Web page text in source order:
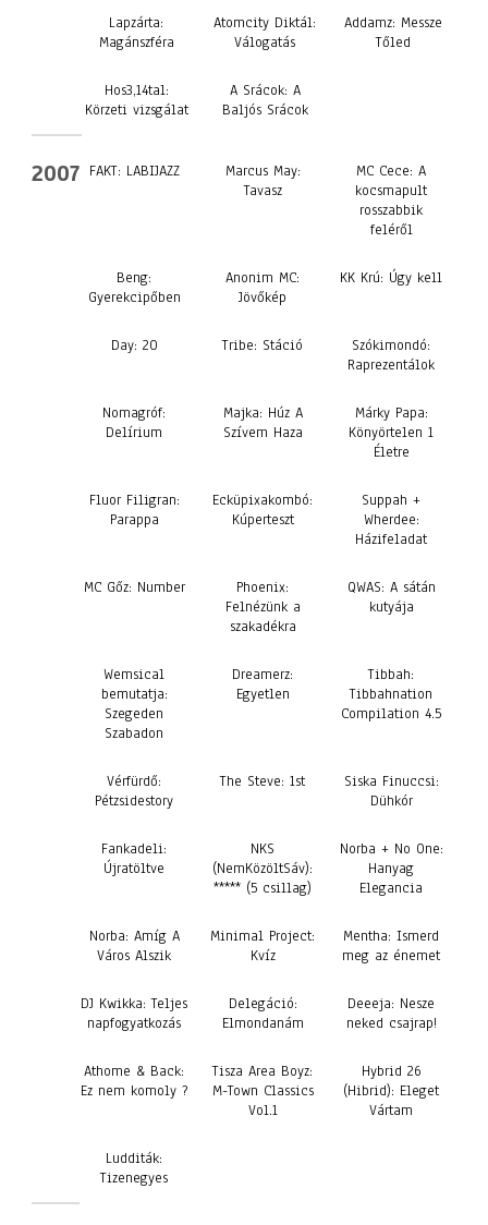
Lapzárta:
Magánszféra
Atomcity Diktál:
Válogatás
Addamz: Messze
Tőled
Hos3,14tal:
Körzeti vizsgálat
A Srácok: A
Baljós Srácok
2007 FAKT: LABIJAZZ
Marcus May:
Tavasz
MC Cece: A
kocsmapult
rosszabbik
feléről
Beng:
Gyerekcipőben
Anonim MC:
Jövőkép
KK Krú: Úgy kell
Day: 20 Tribe: Stáció
Szókimondó:
Raprezentálok
Nomagróf:
Delírium
Majka: Húz A
Szívem Haza
Márky Papa:
Könyörtelen 1
Életre
Fluor Filigran:
Parappa
Ecküpixakombó:
Kúperteszt
Suppah +
Wherdee:
Házifeladat
MC Gőz: Number
Phoenix:
Felnézünk a
szakadékra
QWAS: A sátán
kutyája
Wemsical
bemutatja:
Szegeden
Szabadon
Dreamerz:
Egyetlen
Tibbah:
Tibbahnation
Compilation 4.5
Vérfürdő:
Pétzsidestory
The Steve: 1st
Siska Finuccsi:
Dühkór
Fankadeli:
Újratöltve
NKS
(NemKözöltSáv):
***** (5 csillag)
Norba + No One:
Hanyag
Elegancia
Norba: Amíg A
Város Alszik
Minimal Project:
Kvíz
Mentha: Ismerd
meg az énemet
DJ Kwikka: Teljes
napfogyatkozás
Delegáció:
Elmondanám
Deeeja: Nesze
neked csajrap!
Athome & Back:
Ez nem komoly ?
Tisza Area Boyz:
M-Town Classics
Vol.1
Hybrid 26
(Hibrid): Eleget
Vártam
Ludditák:
Tizenegyes